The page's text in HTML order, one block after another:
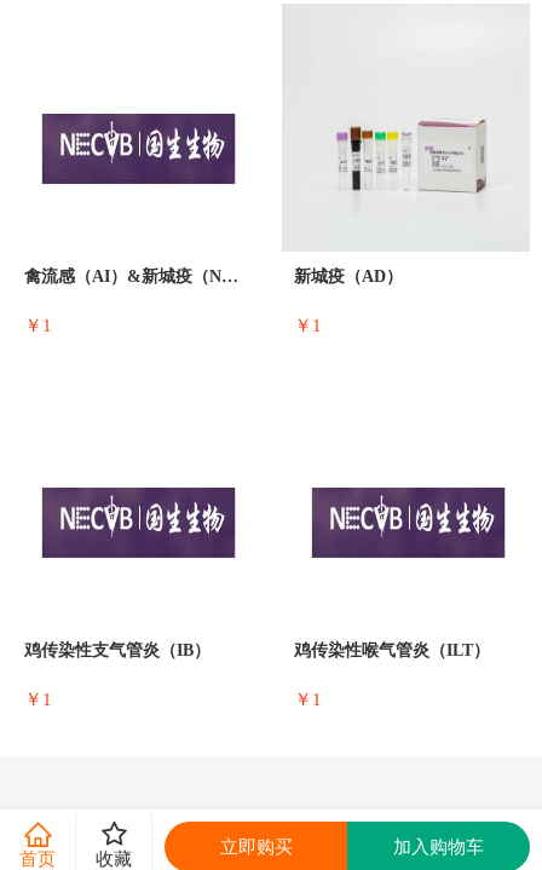
禽流感（AI）&新城疫（ND）
￥1
新城疫（AD）
￥1
鸡传染性支气管炎（IB）
￥1
鸡传染性喉气管炎（ILT）
￥1
首页 收藏
立即购买 加入购物车